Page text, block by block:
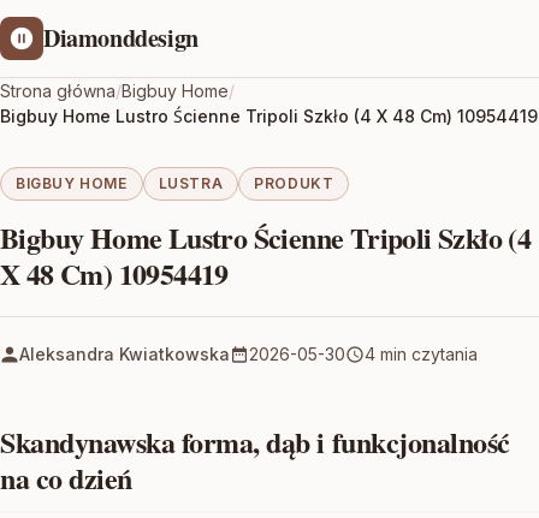
Diamonddesign
Strona główna/Bigbuy Home/
Bigbuy Home Lustro Ścienne Tripoli Szkło (4 X 48 Cm) 10954419
BIGBUY HOME LUSTRA PRODUKT
Bigbuy Home Lustro Ścienne Tripoli Szkło (4
X 48 Cm) 10954419
Aleksandra Kwiatkowska 2026-05-30 4 min czytania
Skandynawska forma, dąb i funkcjonalność
na co dzień